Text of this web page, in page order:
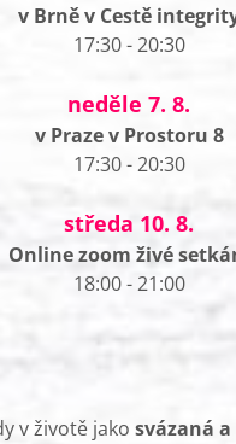
v Brně v Cestě
17:30 - 20:30
neděle 7. 8.
v Praze v Prostoru 8
17:30 - 20:30
středa 10. 8.
Online zoom živé
18:00 - 21:00
v životě jako svázaná